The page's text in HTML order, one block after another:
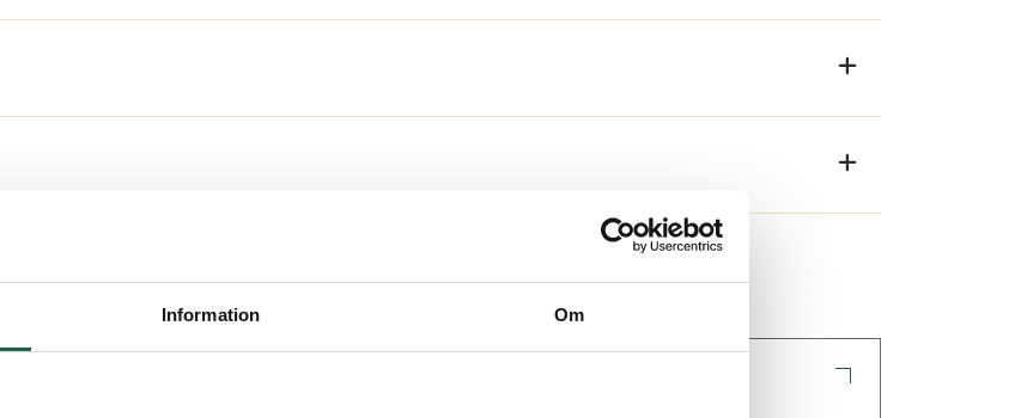
Information Om